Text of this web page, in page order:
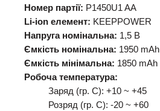
Номер партії: P1450U1 AA
Li-ion елемент: KEEPPOWER
Напруга номінальна: 1,5 В
Ємкість номінальна: 1950 mAh
Ємкість мінімальна: 1850 mAh
Робоча температура:
Заряд (гр. С): +10 ~ +45
Розряд (гр. С): -20 ~ +60